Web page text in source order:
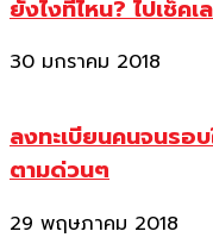
ยังไงที่ไหน? ไปเช็คเ
30 มกราคม 2018
ลงทะเบียนคนจนรอ
ตามด่วนๆ
29 พฤษภาคม 2018